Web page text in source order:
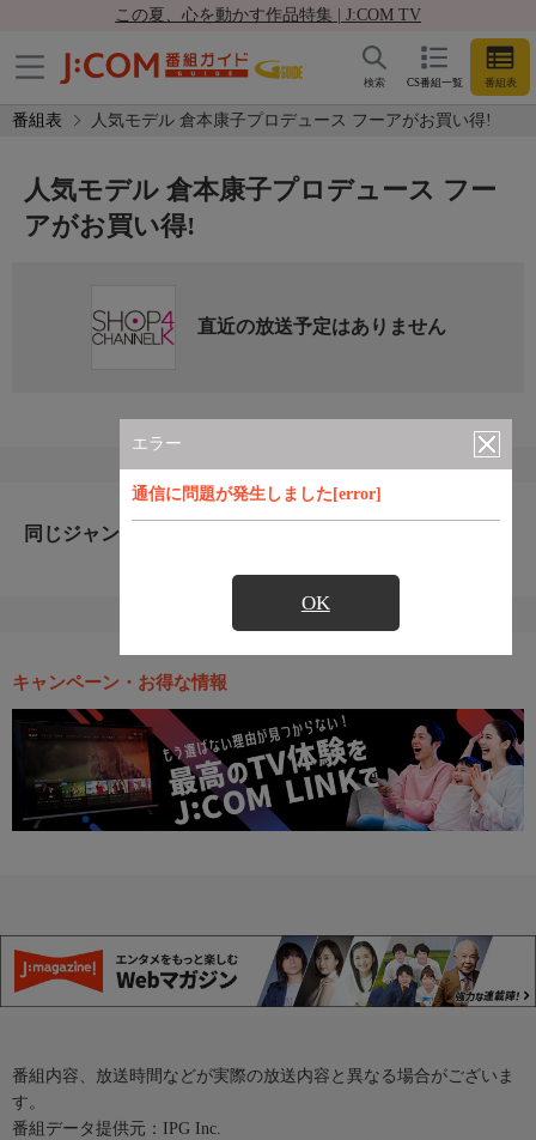
この夏、心を動かす作品特集 | J:COM TV
CS番組一覧 番組表
検索
番組表 人気モデル 倉本康子プロデュース フーアがお買い得!
エラー
通信に問題が発生しました[error]
OK
人気モデル 倉本康子プロデュース フー
アがお買い得!
直近の放送予定はありません
同じジャンルのおすすめ番組
キャンペーン・お得な情報
番組内容、放送時間などが実際の放送内容と異なる場合がございま
す。
番組データ提供元：IPG Inc.